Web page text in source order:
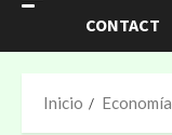
CONTACT
Inicio Economía